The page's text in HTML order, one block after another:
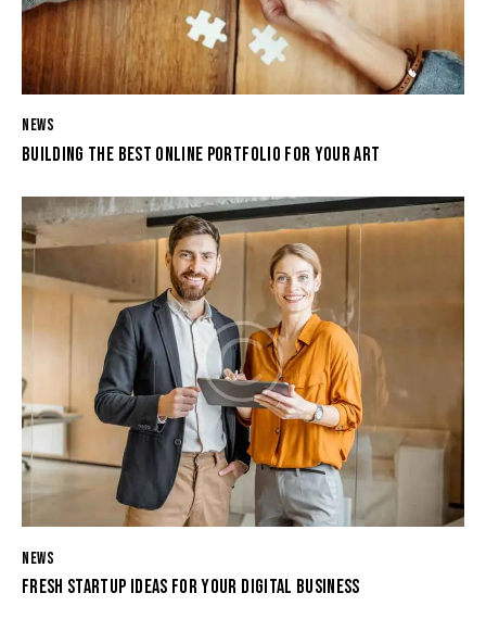
NEWS
BUILDING THE BEST ONLINE PORTFOLIO FOR YOUR ART
NEWS
FRESH STARTUP IDEAS FOR YOUR DIGITAL BUSINESS